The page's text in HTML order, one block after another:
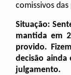
comissivos
Situação:
mantida em
provido.
decisão ainda
julgamento.